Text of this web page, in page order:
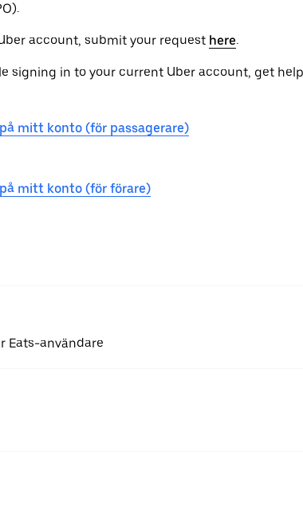
account, submit your request here.
signing in to your current Uber account, get
mitt konto (för passagerare)
mitt konto (för förare)
Eats-användare